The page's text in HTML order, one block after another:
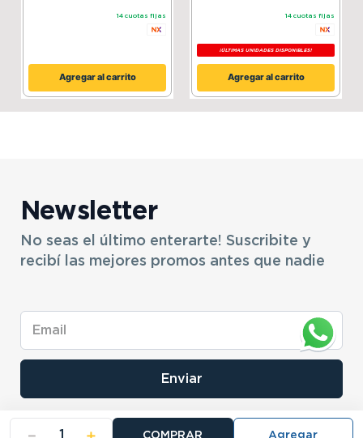
COMPRAR
14 cuotas fijas
Agregar al carrito
14 cuotas fijas
¡ÚLTIMAS UNIDADES DISPONIBLES!
Agregar al carrito
Newsletter
No seas el último enterarte! Suscribite y
recibí las mejores promos antes que nadie
Enviar